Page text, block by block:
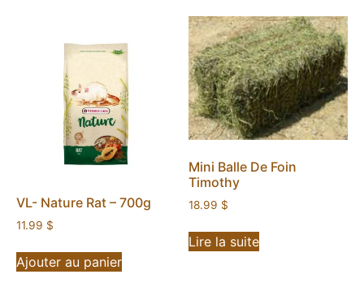
VL- Nature Rat – 700g
11.99 $
Ajouter au panier
Mini Balle De Foin
Timothy
18.99 $
Lire la suite